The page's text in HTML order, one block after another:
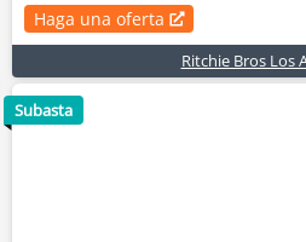
Haga una oferta
Ritchie Bros Los
Subasta